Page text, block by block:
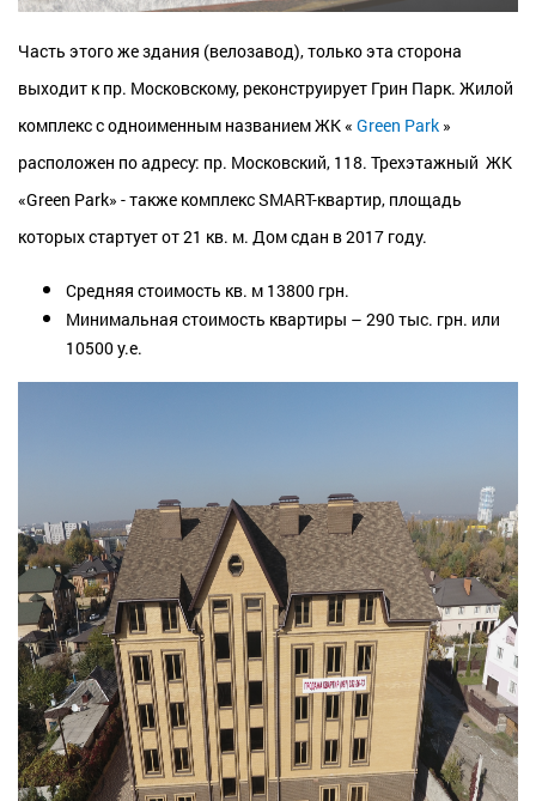
Часть этого же здания (велозавод), только эта сторона
выходит к пр. Московскому, реконструирует Грин Парк. Жилой
комплекс с одноименным названием ЖК « Green Раrk »
расположен по адресу: пр. Московский, 118. Трехэтажный ЖК
«Green Раrk» - также комплекс SMART-квартир, площадь
которых стартует от 21 кв. м. Дом сдан в 2017 году.
Средняя стоимость кв. м 13800 грн.
Минимальная стоимость квартиры – 290 тыс. грн. или
10500 у.е.